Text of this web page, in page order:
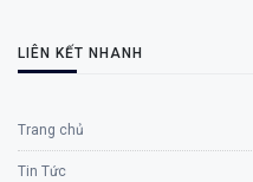
LIÊN KẾT NHANH
Trang chủ
Tin Tức